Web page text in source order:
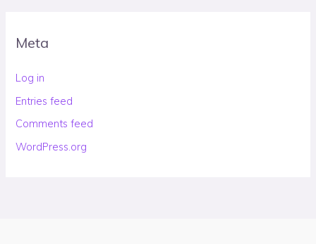
Meta
Log in
Entries feed
Comments feed
WordPress.org